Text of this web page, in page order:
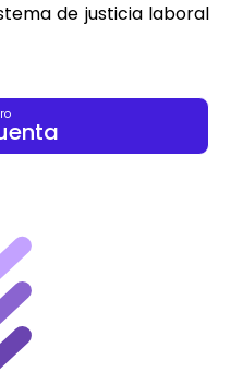
de justicia laboral